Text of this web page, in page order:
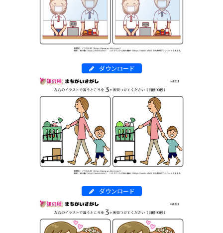
ダウンロード
ダウンロード